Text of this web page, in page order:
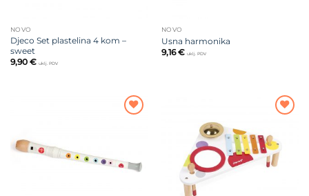
NOVO
Djeco Set plastelina 4 kom –
sweet
9,90 € uklj. PDV
NOVO
Usna harmonika
9,16€ uklj. PDV
želja